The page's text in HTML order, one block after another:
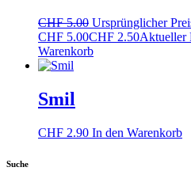
CHF5.00 Ursprünglicher
CHF 5.00CHF 2.50Aktueller
Warenkorb
Smil
CHF 2.90 In den Warenkorb
Suche